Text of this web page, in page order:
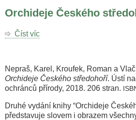
Orchideje Českého
Číst víc
Nepraš, Karel, Kroufek, Roman a
Orchideje Českého středohoří. Ústí
ochránců přírody, 2018. 206 stran.
Druhé vydání knihy “Orchideje
představuje slovem i obrazem